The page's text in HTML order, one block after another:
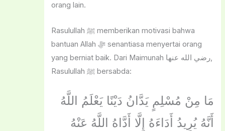
orang lain.
Rasulullah ﷺ memberikan motivasi bahwa
bantuan Allah ﷻ senantiasa menyertai orang
yang berniat baik. Dari Maimunah رضي الله عنها,
Rasulullah ﷺ bersabda:
مَا مِنْ مُسْلِمٍ يَدَّانُ دَيْنًا يَعْلَمُ اللَّهُ
أَنَّهُ يُرِيدُ أَدَاءَهُ إِلَّا أَدَّاهُ اللَّهُ عَنْهُ